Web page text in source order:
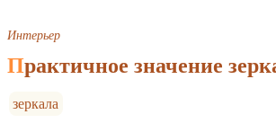
Интерьер
Практичное значение
зеркала